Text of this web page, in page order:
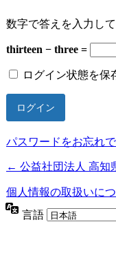
数字で答えを入力し
thirteen − three =
ログイン状態を保
パスワードをお忘れ
← 公益社団法人 高知
個人情報の取扱いに
言語